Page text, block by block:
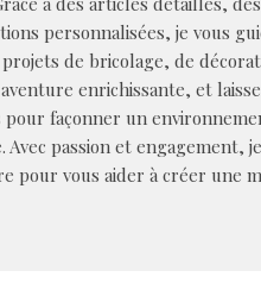
personnalisées, je vous
de bricolage, de
enrichissante, et
pour façonner un
Avec passion et engagement,
pour vous aider à créer une